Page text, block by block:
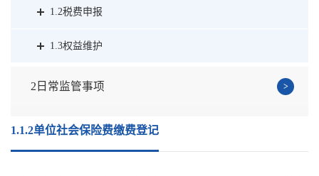
1.2税费申报
1.3权益维护
2日常监管事项
1.1.2单位社会保险费缴费登记